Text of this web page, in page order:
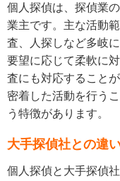
個人探偵は、探偵業
業主です。主な活動
査、人探しなど多岐
要望に応じて柔軟に
査にも対応すること
密着した活動を行う
う特徴があります。
大手探偵社との違
個人探偵と大手探偵